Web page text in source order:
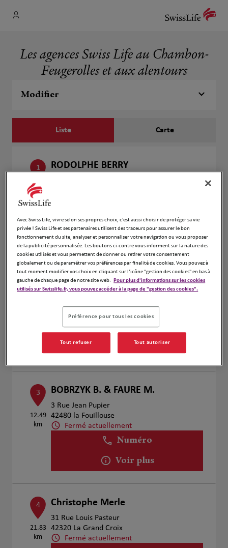
Les agences Swiss Life au Chambon-
Feugerolles et aux alentours
Modifier
Liste Carte
1
4.45 km
RODOLPHE BERRY
Numéro
Voir plus
2 Christophe Journet
11 C Cours Fauriel
Fermé actuellement
Numéro
3
12.49
km
BOBRZYK B. & FAURE M.
3 Rue Jean Pupier
42480 la Fouillouse
Fermé actuellement
Numéro
Voir plus
4
21.83
km
Christophe Merle
31 Rue Louis Pasteur
42320 La Grand Croix
Fermé actuellement
Avec Swiss Life, vivre selon ses propres choix, c’est aussi choisir de protéger sa vie
privée ! Swiss Life et ses partenaires utilisent des traceurs pour assurer le bon
fonctionnement du site, analyser et personnaliser votre navigation ou vous proposer
de la publicité personnalisée. Les boutons ci-contre vous informent sur la nature des
cookies utilisés et vous permettent de donner ou retirer votre consentement
globalement ou de paramétrer vos préférences par finalité de cookies. Vous pouvez à
tout moment modifier vos choix en cliquant sur l’icône "gestion des cookies" en bas à
gauche de chaque page de notre site web.
Pour plus d'informations sur les cookies
utilisés sur Swisslife.fr, vous pouvez accéder à la page de "gestion des cookies".
Préférence pour tous les cookies
Tout refuser Tout autoriser